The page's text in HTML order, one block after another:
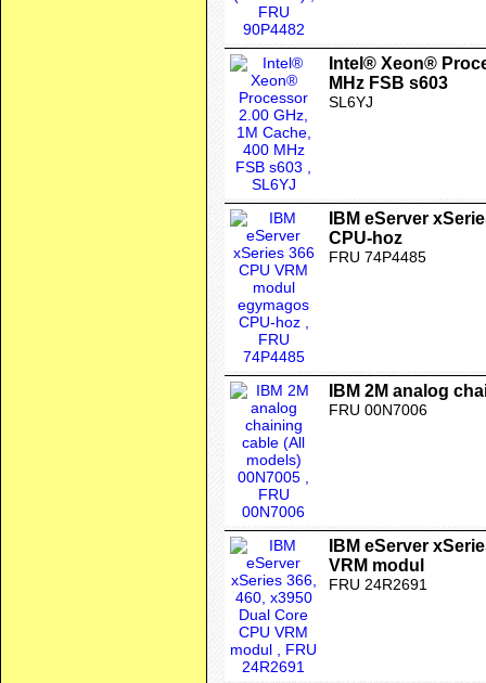
Intel® Xeon®
MHz FSB s603
SL6YJ
IBM eServer
CPU-hoz
FRU 74P4485
IBM 2M analog
FRU 00N7006
IBM eServer
VRM modul
FRU 24R2691